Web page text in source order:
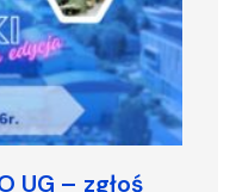
UG – zgłoś